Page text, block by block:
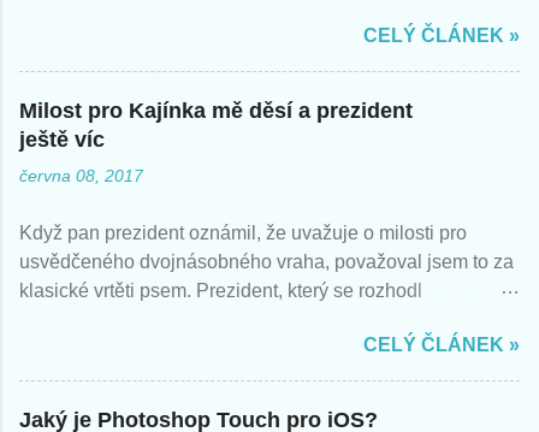
odpovědi. Berte můj pohled jako pohled
začátečníka, nadšeného z nové hračky.
Zatím jsem létal s Mavicem jen párkrát,
takže zatím vím jen následující.
CELÝ ČLÁNEK »
Milost pro Kajínka mě děsí a prezident
ještě víc
června 08, 2017
Když pan prezident oznámil, že uvažuje o milosti pro
usvědčeného dvojnásobného vraha, považoval jsem to za
klasické vrtěti psem. Prezident, který se rozhodl
nejvděčnější objekt, který zaměstná média a odvede
pozornost od témat, která mají zůstat nepovšimnuta. Nic
nového.
CELÝ ČLÁNEK »
Jaký je Photoshop Touch pro iOS?